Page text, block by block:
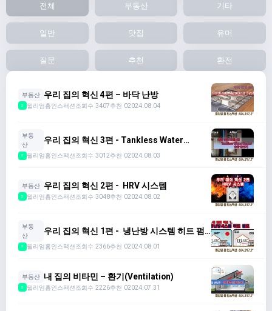
전체 부동산 기타
일반 맛집 유머
질문 추천 환전
부동산 우리 집의 혁신 4편 – 바닥 난방
2 윌리엄홈인스팩션조회수 3407추천 02024.08.04
부동
산
우리 집의 혁신 3편 - Tankless Water
2 윌리엄홈인스팩션조회수 3012추천 02024.08.03
부동산 우리 집의 혁신 2편 - HRV 시스템
2 윌리엄홈인스팩션조회수 3048추천 02024.08.02
부동
산
우리 집의 혁신 1편 - 냉난방 시스템 히트 펌
2 윌리엄홈인스팩션조회수 2366추천 02024.08.01
부동산 내 집의 비타민 – 환기(Ventilation)
2 윌리엄홈인스팩션조회수 2226추천 02024.07.31